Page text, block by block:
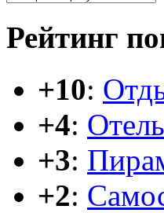
Рейтинг
+10:
+4:
+3:
+2: